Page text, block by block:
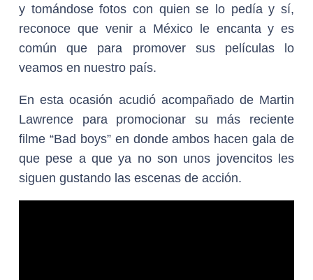
y tomándose fotos con quien se lo pedía y sí,
reconoce que venir a México le encanta y es
común que para promover sus películas lo
veamos en nuestro país.
En esta ocasión acudió acompañado de Martin
Lawrence para promocionar su más reciente
filme “Bad boys” en donde ambos hacen gala de
que pese a que ya no son unos jovencitos les
siguen gustando las escenas de acción.